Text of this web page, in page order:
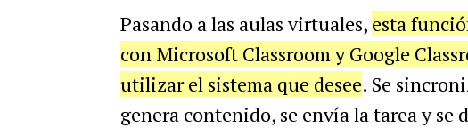
Pasando a las aulas virtuales, esta
con Microsoft Classroom y Google
utilizar el sistema que desee. Se
genera contenido, se envía la tarea y se